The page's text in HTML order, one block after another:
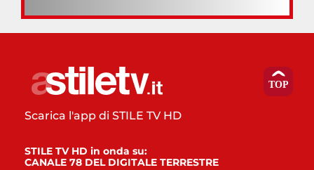
Scarica l'app di STILE TV HD
STILE TV HD in onda su:
CANALE 78 DEL DIGITALE TERRESTRE